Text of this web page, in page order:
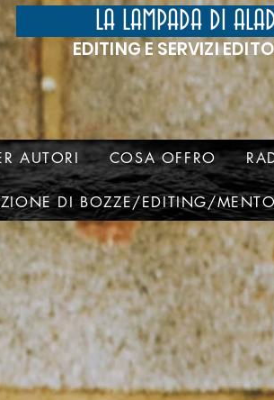
EDITING E SERVIZI
LA LAMPADA DI
AUTORI COSA OFFRO
DI BOZZE/EDITING/